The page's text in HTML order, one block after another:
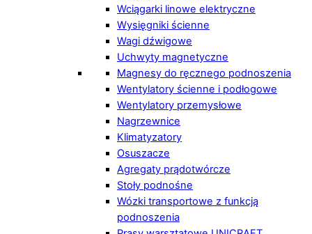
Wciągarki linowe elektryczne
Wysięgniki ścienne
Wagi dźwigowe
Uchwyty magnetyczne
Magnesy do ręcznego podnoszenia
Wentylatory ścienne i podłogowe
Wentylatory przemysłowe
Nagrzewnice
Klimatyzatory
Osuszacze
Agregaty prądotwórcze
Stoły podnośne
Wózki transportowe z funkcją
podnoszenia